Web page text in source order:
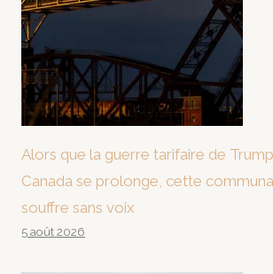
Alors que la guerre tarifaire de
Canada se prolonge, cette
souffre sans voix
5 août 2026